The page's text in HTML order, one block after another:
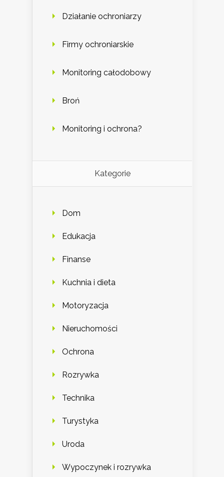
Działanie ochroniarzy
Firmy ochroniarskie
Monitoring całodobowy
Broń
Monitoring i ochrona?
Kategorie
Dom
Edukacja
Finanse
Kuchnia i dieta
Motoryzacja
Nieruchomości
Ochrona
Rozrywka
Technika
Turystyka
Uroda
Wypoczynek i rozrywka